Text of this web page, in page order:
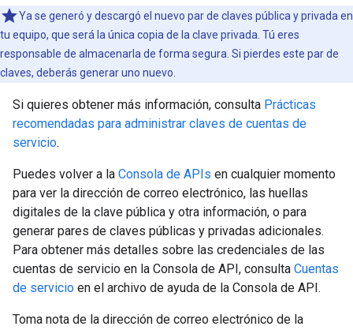
Ya se generó y descargó el nuevo par de claves pública y privada en
tu equipo, que será la única copia de la clave privada. Tú eres
responsable de almacenarla de forma segura. Si pierdes este par de
claves, deberás generar uno nuevo.
Si quieres obtener más información, consulta Prácticas
recomendadas para administrar claves de cuentas de
servicio.
Puedes volver a la Consola de APIs en cualquier momento
para ver la dirección de correo electrónico, las huellas
digitales de la clave pública y otra información, o para
generar pares de claves públicas y privadas adicionales.
Para obtener más detalles sobre las credenciales de las
cuentas de servicio en la Consola de API, consulta Cuentas
de servicio en el archivo de ayuda de la Consola de API.
Toma nota de la dirección de correo electrónico de la